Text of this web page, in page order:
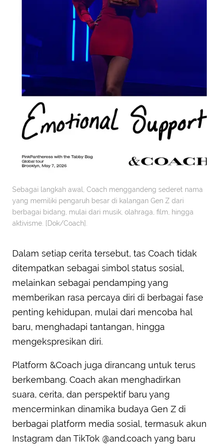
Sebagai langkah awal, Coach menggandeng sederet nama
yang memiliki pengaruh besar di kalangan Gen Z dari
berbagai bidang, mulai dari musik, olahraga, film, hingga
aktivisme. [Dok/Coach].
Dalam setiap cerita tersebut, tas Coach tidak
ditempatkan sebagai simbol status sosial,
melainkan sebagai pendamping yang
memberikan rasa percaya diri di berbagai fase
penting kehidupan, mulai dari mencoba hal
baru, menghadapi tantangan, hingga
mengekspresikan diri.
Platform &Coach juga dirancang untuk terus
berkembang. Coach akan menghadirkan
suara, cerita, dan perspektif baru yang
mencerminkan dinamika budaya Gen Z di
berbagai platform media sosial, termasuk akun
Instagram dan TikTok @and.coach yang baru